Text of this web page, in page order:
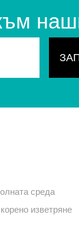
среда
изветряне